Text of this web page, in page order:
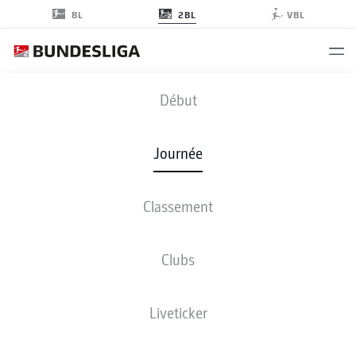
BL 2BL VBL
Début
Journée
Classement
Clubs
Liveticker
H96 - FCN
COMPOSITIONS STATISTIQUES
ven., 19.02.2027 - dim., 21.02.2027